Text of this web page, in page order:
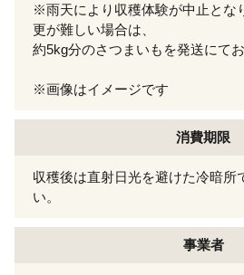
※雨天により収穫体験が中止とな
更が難しい場合は、
約5kg分のさつまいもを発送にて
※画像はイメージです
消費期限
収穫後は直射日光を避けた冷暗所
い。
事業者